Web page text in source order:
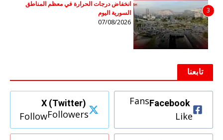
3
انخفاض درجات الحرارة في معظم المناطق
السورية اليوم
07/08/2026
تابعنا
Facebook
Fans
Like
X (Twitter)
Followers
Follow